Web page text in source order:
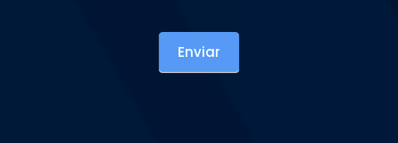
Enviar